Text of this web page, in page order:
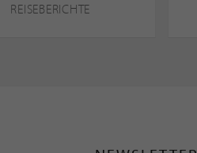
REISEBERICHTE